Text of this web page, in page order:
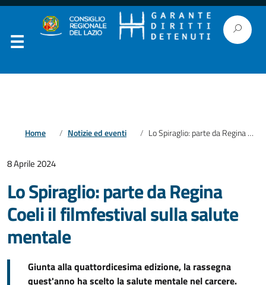
Home Notizie ed eventi Lo Spiraglio: parte da Regina Coeli il filmfestival sulla salute mentale
8 Aprile 2024
Lo Spiraglio: parte da Regina
Coeli il filmfestival sulla salute
mentale
Giunta alla quattordicesima edizione, la rassegna
quest'anno ha scelto la salute mentale nel carcere.